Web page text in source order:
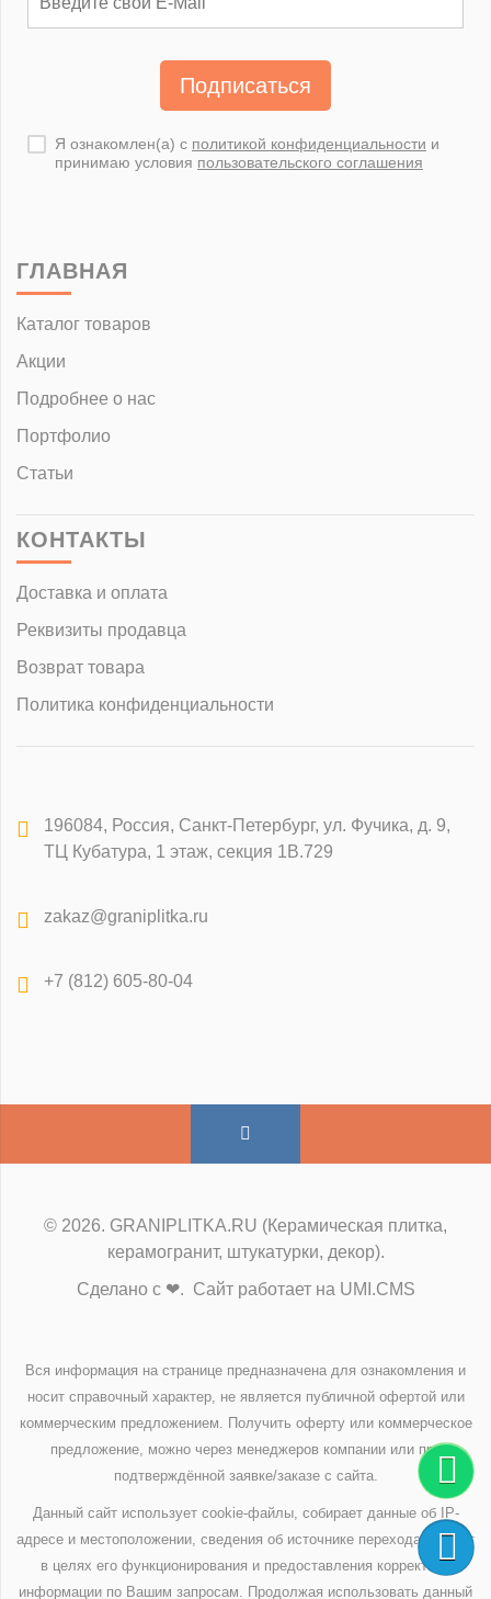
Подписаться
Я ознакомлен(а) с политикой конфиденциальности и
принимаю условия пользовательского соглашения
ГЛАВНАЯ
Каталог товаров
Акции
Подробнее о нас
Портфолио
Статьи
КОНТАКТЫ
Доставка и оплата
Реквизиты продавца
Возврат товара
Политика конфиденциальности
196084, Россия, Санкт-Петербург, ул. Фучика, д. 9,
ТЦ Кубатура, 1 этаж, секция 1В.729
zakaz@graniplitka.ru
+7 (812) 605-80-04
© 2026. GRANIPLITKA.RU (Керамическая плитка,
керамогранит, штукатурки, декор).
Сделано с ❤. Сайт работает на UMI.CMS
Вся информация на странице предназначена для ознакомления и
носит справочный характер, не является публичной офертой или
коммерческим предложением. Получить оферту или коммерческое
предложение, можно через менеджеров компании или при
подтверждённой заявке/заказе с сайта.
Данный сайт использует cookie-файлы, собирает данные об IP-
адресе и местоположении, сведения об источнике перехода на сайт
в целях его функционирования и предоставления корректной
информации по Вашим запросам. Продолжая использовать данный